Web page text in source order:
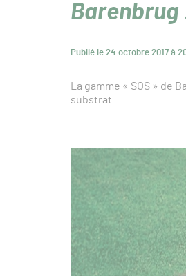
Barenbrug
Publié le 24 octobre 2017 à
La gamme « SOS » de
substrat.